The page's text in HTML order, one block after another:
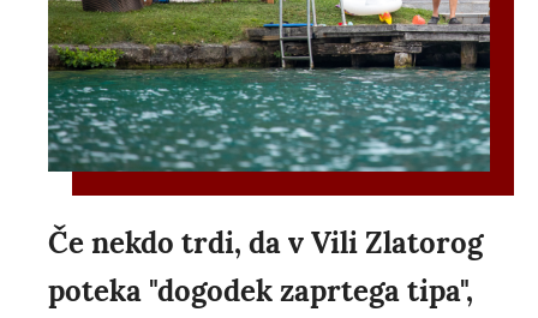
Če nekdo trdi, da v Vili Zlatorog
poteka "dogodek zaprtega tipa",